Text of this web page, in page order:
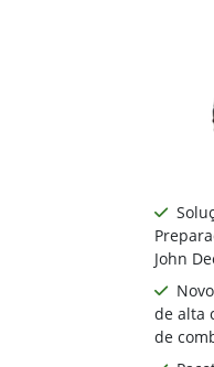
John
de alta
de